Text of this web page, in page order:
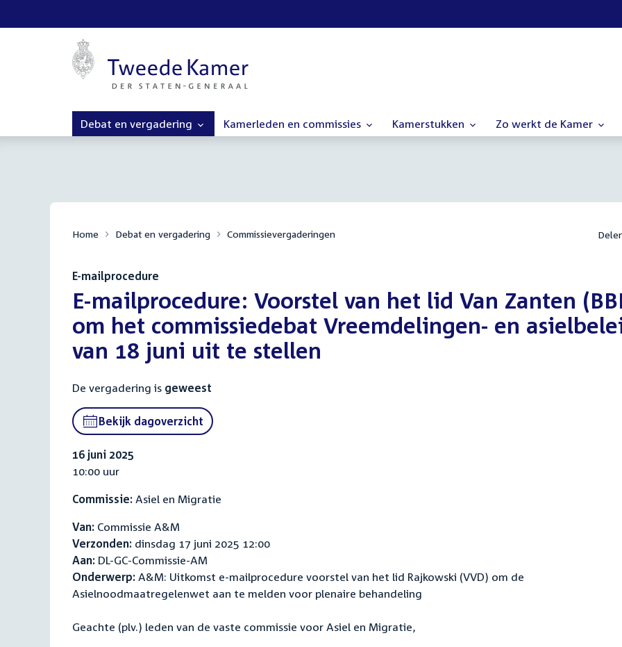
Debat en vergadering Kamerleden en commissies Kamerstukken Zo werkt de Kamer
Home Debat en vergadering Commissievergaderingen
E-mailprocedure
:E-mailprocedure: Voorstel van het lid Van Zanten
om het commissiedebat Vreemdelingen- en
van 18 juni uit te stellen
De vergadering is geweest
Bekijk dagoverzicht
16 juni 2025
10:00 uur
Commissie: Asiel en Migratie
Van: Commissie A&M
Verzonden: dinsdag 17 juni 2025 12:00
Aan: DL-GC-Commissie-AM
Onderwerp: A&M: Uitkomst e-mailprocedure voorstel van het lid Rajkowski (VVD) om de
Asielnoodmaatregelenwet aan te melden voor plenaire behandeling
Geachte (plv.) leden van de vaste commissie voor Asiel en Migratie,